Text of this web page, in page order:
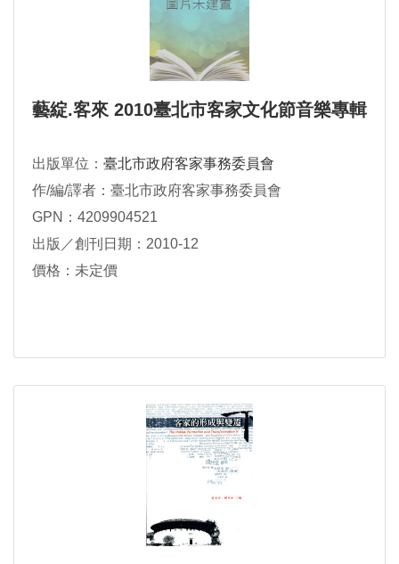
藝綻.客來 2010臺北市客家文化節音樂專輯
出版單位： 臺北市政府客家事務委員會
作/編/譯者：臺北市政府客家事務委員會
GPN：4209904521
出版／創刊日期：2010-12
價格：未定價